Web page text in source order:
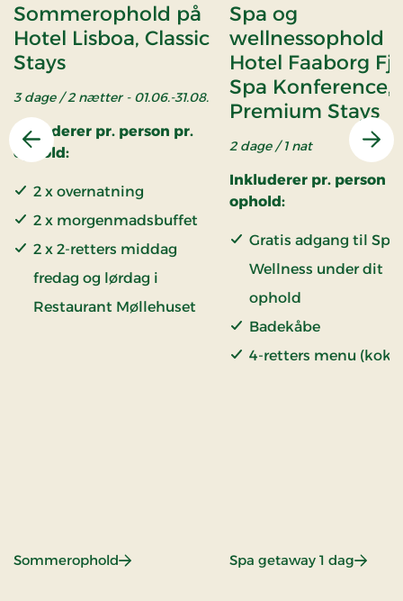
Forrige
Sommerophold på
Hotel Lisboa, Classic
Stays
3 dage / 2 nætter - 01.06.-31.08.
Inkluderer pr. person pr.
ophold:
2 x overnatning
2 x morgenmadsbuffet
2 x 2-retters middag
fredag og lørdag i
Restaurant Møllehuset
Sommerophold: Sommerophold
Spa og
wellnessophold
Hotel Faaborg
Spa Konference,
Premium Stays
2 dage / 1 nat
Inkluderer pr. person
ophold:
Gratis adgang til Spa
Wellness under dit
ophold
Badekåbe
4-retters menu
Spa getaway 1 dag: Spa